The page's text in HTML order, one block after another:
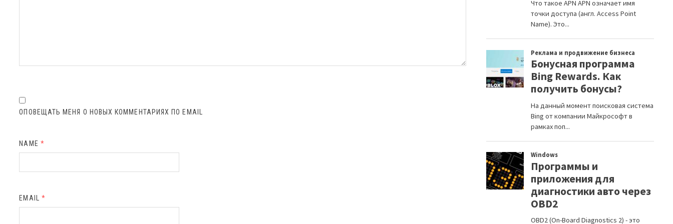
ОПОВЕЩАТЬ МЕНЯ О НОВЫХ КОММЕНТАРИЯХ ПО EMAIL
NAME *
EMAIL *